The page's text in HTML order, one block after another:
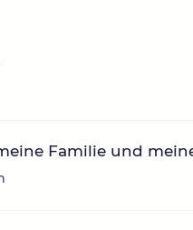
Familie und